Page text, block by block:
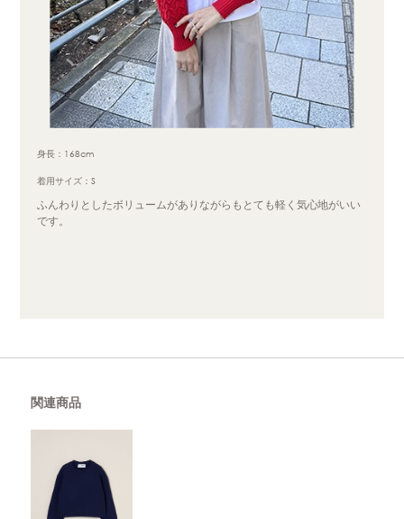
身長：168cm
着用サイズ：S
ふんわりとしたボリュームがありながらもとても軽く気心地がいい
です。
関連商品